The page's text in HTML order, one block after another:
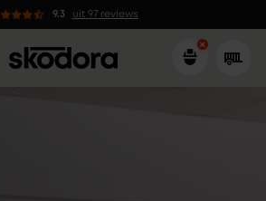
9.3 uit 97 reviews